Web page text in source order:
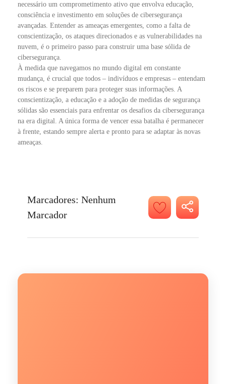
necessário um comprometimento ativo que envolva educação,
consciência e investimento em soluções de cibersegurança
avançadas. Entender as ameaças emergentes, como a falta de
conscientização, os ataques direcionados e as vulnerabilidades na
nuvem, é o primeiro passo para construir uma base sólida de
cibersegurança.
À medida que navegamos no mundo digital em constante
mudança, é crucial que todos – indivíduos e empresas – entendam
os riscos e se preparem para proteger suas informações. A
conscientização, a educação e a adoção de medidas de segurança
sólidas são essenciais para enfrentar os desafios da cibersegurança
na era digital. A única forma de vencer essa batalha é permanecer
à frente, estando sempre alerta e pronto para se adaptar às novas
ameaças.
Marcadores: Nenhum
Marcador